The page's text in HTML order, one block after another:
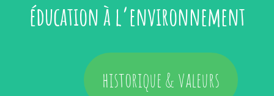
éducation à l’environnement
historique & valeurs